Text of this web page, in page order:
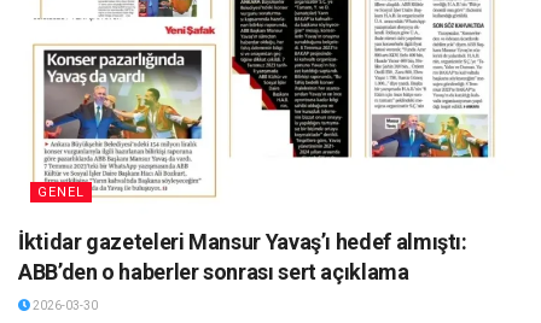
GENEL
İktidar gazeteleri Mansur Yavaş’ı hedef almıştı:
ABB’den o haberler sonrası sert açıklama
2026-03-30